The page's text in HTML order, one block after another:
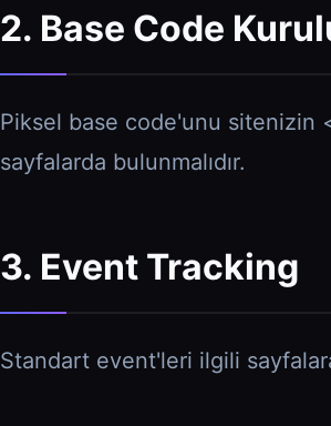
2. Base Code
Piksel base code'unu sitenizin
sayfalarda bulunmalıdır.
3. Event Tracking
Standart event'leri ilgili